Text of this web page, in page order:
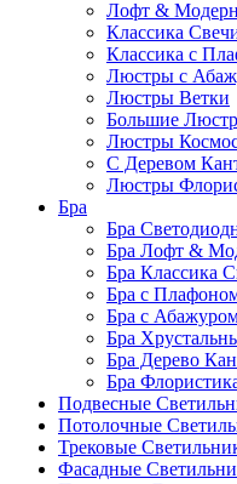
Лофт & Модерн
Классика
Классика с
Люстры с
Люстры Ветки
Большие
Люстры
С Деревом
Люстры
Бра
Бра
Бра Лофт &
Бра Классика
Бра с
Бра с
Бра
Бра Дерево
Бра
Подвесные
Потолочные
Трековые
Фасадные